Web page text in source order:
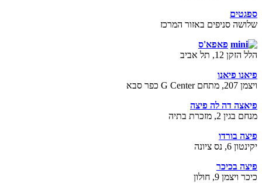
ספגטים
שלושה סניפים באזור המרכז
פאפא'ס
הלל הזקן 12, תל אביב
פיאנו פיאנו
ויצמן 207, מתחם G Center כפר סבא
פיאצה דה לה פיצה
מנחם בגין 2, מזכרת בתיה
פיצה בורדו
יקינטון 6, נס ציונה
פיצה בכיכר
כיכר ויצמן 9, חולון